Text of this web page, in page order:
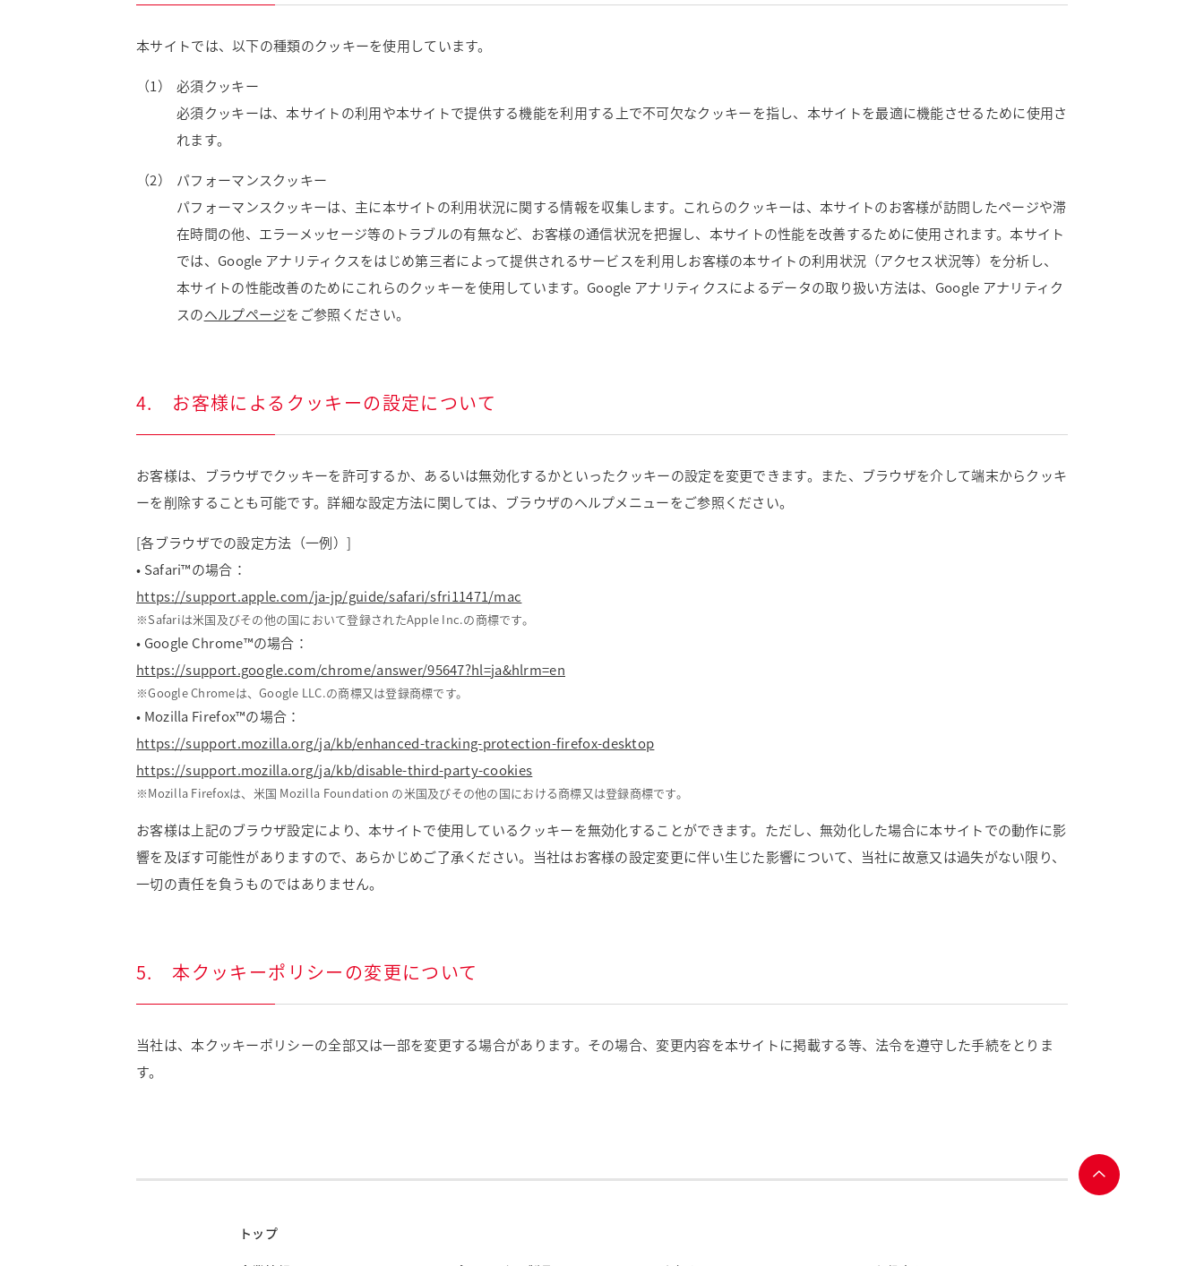
本サイトでは、以下の種類のクッキーを使用しています。
必須クッキー
必須クッキーは、本サイトの利用や本サイトで提供する機能を利用する上で不可欠なクッキーを指し、本サイトを最適に機能させるために使用さ
れます。
パフォーマンスクッキー
パフォーマンスクッキーは、主に本サイトの利用状況に関する情報を収集します。これらのクッキーは、本サイトのお客様が訪問したページや滞
在時間の他、エラーメッセージ等のトラブルの有無など、お客様の通信状況を把握し、本サイトの性能を改善するために使用されます。本サイト
では、Google アナリティクスをはじめ第三者によって提供されるサービスを利用しお客様の本サイトの利用状況（アクセス状況等）を分析し、
本サイトの性能改善のためにこれらのクッキーを使用しています。Google アナリティクスによるデータの取り扱い方法は、Google アナリティク
スのヘルプページをご参照ください。
4. お客様によるクッキーの設定について
お客様は、ブラウザでクッキーを許可するか、あるいは無効化するかといったクッキーの設定を変更できます。また、ブラウザを介して端末からクッキ
ーを削除することも可能です。詳細な設定方法に関しては、ブラウザのヘルプメニューをご参照ください。
[各ブラウザでの設定方法（一例）]
• Safari™の場合：
https://support.apple.com/ja-jp/guide/safari/sfri11471/mac
※Safariは米国及びその他の国において登録されたApple Inc.の商標です。
• Google Chrome™の場合：
https://support.google.com/chrome/answer/95647?hl=ja&hlrm=en
※Google Chromeは、Google LLC.の商標又は登録商標です。
• Mozilla Firefox™の場合：
https://support.mozilla.org/ja/kb/enhanced-tracking-protection-firefox-desktop
https://support.mozilla.org/ja/kb/disable-third-party-cookies
※Mozilla Firefoxは、米国 Mozilla Foundation の米国及びその他の国における商標又は登録商標です。
お客様は上記のブラウザ設定により、本サイトで使用しているクッキーを無効化することができます。ただし、無効化した場合に本サイトでの動作に影
響を及ぼす可能性がありますので、あらかじめご了承ください。当社はお客様の設定変更に伴い生じた影響について、当社に故意又は過失がない限り、
一切の責任を負うものではありません。
5. 本クッキーポリシーの変更について
当社は、本クッキーポリシーの全部又は一部を変更する場合があります。その場合、変更内容を本サイトに掲載する等、法令を遵守した手続をとりま
す。
トップ